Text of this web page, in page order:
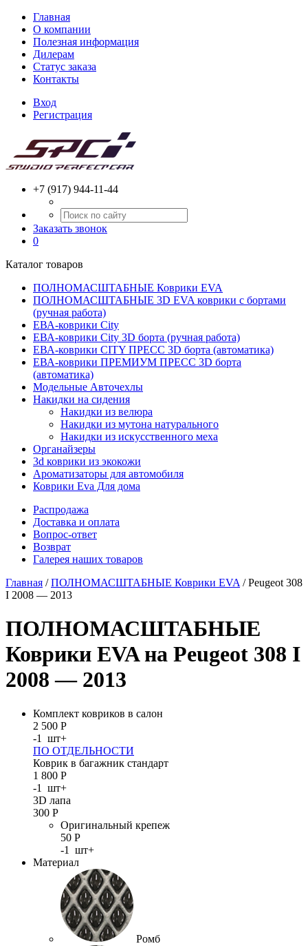
Главная
О компании
Полезная информация
Дилерам
Статус заказа
Контакты
Вход
Регистрация
+7 (917) 944-11-44
Заказать звонок
0
Каталог товаров
ПОЛНОМАСШТАБНЫЕ Коврики EVA
ПОЛНОМАСШТАБНЫЕ 3D EVA коврики с бортами
(ручная работа)
ЕВА-коврики City
ЕВА-коврики City 3D борта (ручная работа)
ЕВА-коврики CITY ПРЕСС 3D борта (автоматика)
ЕВА-коврики ПРЕМИУМ ПРЕСС 3D борта
(автоматика)
Модельные Авточехлы
Накидки на сидения
Накидки из велюра
Накидки из мутона натурального
Накидки из искусственного меха
Органайзеры
3d коврики из экокожи
Ароматизаторы для автомобиля
Коврики Eva Для дома
Распродажа
Доставка и оплата
Вопрос-ответ
Возврат
Галерея наших товаров
Главная /ПОЛНОМАСШТАБНЫЕ Коврики EVA / Peugeot 308
I 2008 — 2013
ПОЛНОМАСШТАБНЫЕ
Коврики EVA на Peugeot 308 I
2008 — 2013
Комплект ковриков в салон
2 500 Р
-1 шт+
ПО ОТДЕЛЬНОСТИ
Коврик в багажник стандарт
1 800 Р
-1 шт+
3D лапа
300 Р
Оригинальный крепеж
50 Р
-1 шт+
Материал
Ромб